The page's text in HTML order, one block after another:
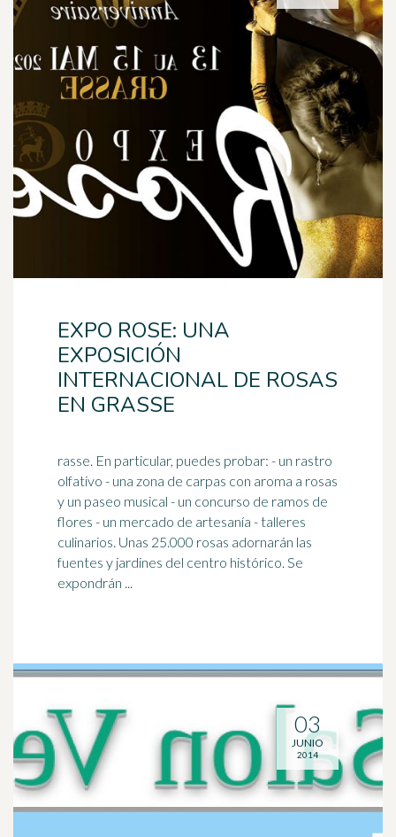
EXPO ROSE: UNA
EXPOSICIÓN
INTERNACIONAL DE ROSAS
EN GRASSE
rasse. En particular, puedes probar: - un rastro
olfativo - una zona de carpas con aroma a rosas
y un paseo musical - un concurso de ramos de
flores - un mercado de artesanía - talleres
culinarios. Unas 25.000 rosas adornarán las
fuentes y jardines del centro histórico. Se
expondrán ...
03
JUNIO
2014